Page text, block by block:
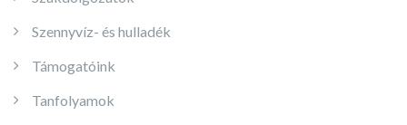
Szennyvíz- és hulladék
Támogatóink
Tanfolyamok